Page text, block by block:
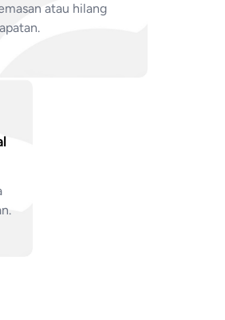
atau hilang